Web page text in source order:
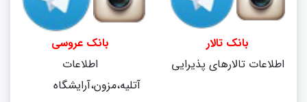
بانک تالار
اطلاعات تالارهای پذیرایی
بانک عروسی
اطلاعات
آتلیه،مزون،آرایشگاه